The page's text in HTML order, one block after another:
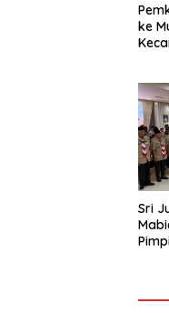
ke
Sri